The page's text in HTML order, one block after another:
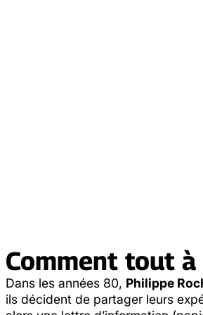
Comment tout
Dans les années 80, Philippe
ils décident de partager leurs